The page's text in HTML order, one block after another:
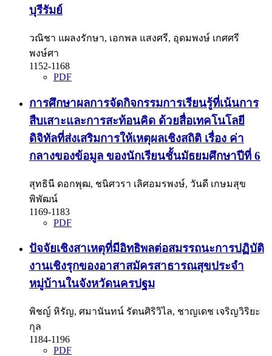
บุรีรัมย์
วณิชา แผลงรักษา, เอกพล แสงศรี, อุดมพงษ์ เกศศรี
พงษ์ศา
1152-1168
PDF
การศึกษาผลการจัดกิจกรรมการเรียนรู้ที่เน้นการ
สืบเสาะและการสะท้อนคิด ด้วยสื่อเทคโนโลยี
ดิจิทัลที่ส่งเสริมการให้เหตุผลเชิงสถิติ เรื่อง ค่า
กลางของข้อมูล ของนักเรียนชั้นมัธยมศึกษาปีที่ 6
สุทธินี ดอกพุฒ, ชนิศวรา เลิศอมรพงษ์, วันดี เกษมสุข
พิพัฒน์
1169-1183
PDF
ปัจจัยเชิงสาเหตุที่มีอิทธิพลต่อสมรรถนะการปฏิบัติ
งานเชิงรุกของอาสาสมัครสาธารณสุขประจำ
หมู่บ้านในจังหวัดนครปฐม
พิชญ์ หิรัญ, ศมานันทน์ รัตนศิริวิไล, ชาญเดช เจริญวิริยะ
กุล
1184-1196
PDF